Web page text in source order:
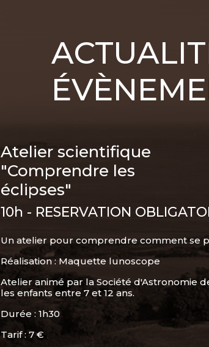
Atelier scientifique
"Comprendre les
éclipses"
10h - RESERVATION
Un atelier pour comprendre comment se
Réalisation : Maquette lunoscope
Atelier animé par la Société d'Astronomie
les enfants entre 7 et 12 ans.
Durée : 1h30
Tarif : 7 €